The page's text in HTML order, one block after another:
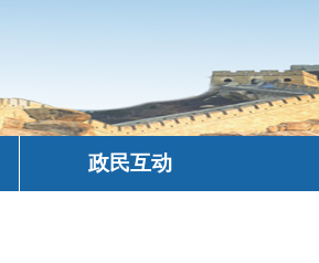
政民互动